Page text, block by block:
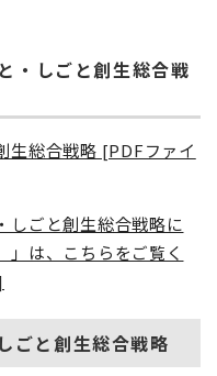
・しごと創生総合戦
生総合戦略 [PDFファイ
しごと創生総合戦略に
」は、こちらをご覧く
ごと創生総合戦略